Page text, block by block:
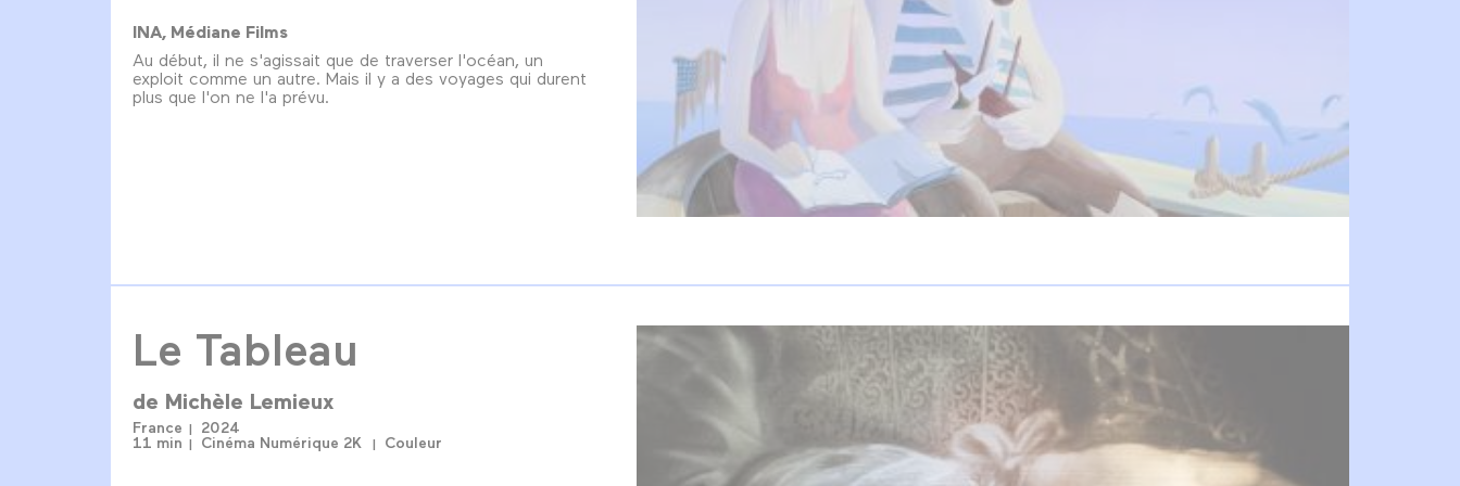
INA, Médiane Films
Au début, il ne s'agissait que de traverser l'océan, un
exploit comme un autre. Mais il y a des voyages qui durent
plus que l'on ne l'a prévu.
Le Tableau
de Michèle Lemieux
France
2024
11 min
Cinéma Numérique 2K Couleur